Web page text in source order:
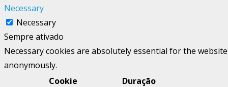
Necessary
Necessary
Sempre ativado
Necessary cookies are absolutely essential for the
anonymously.
Cookie
Duração